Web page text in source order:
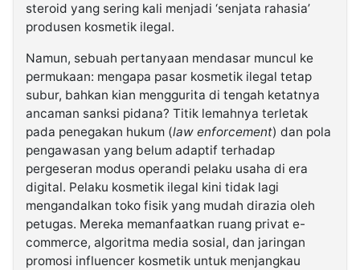
steroid yang sering kali menjadi ‘senjata rahasia’
produsen kosmetik ilegal.
Namun, sebuah pertanyaan mendasar muncul ke
permukaan: mengapa pasar kosmetik ilegal tetap
subur, bahkan kian menggurita di tengah ketatnya
ancaman sanksi pidana? Titik lemahnya terletak
pada penegakan hukum (law enforcement) dan pola
pengawasan yang belum adaptif terhadap
pergeseran modus operandi pelaku usaha di era
digital. Pelaku kosmetik ilegal kini tidak lagi
mengandalkan toko fisik yang mudah dirazia oleh
petugas. Mereka memanfaatkan ruang privat e-
commerce, algoritma media sosial, dan jaringan
promosi influencer kosmetik untuk menjangkau